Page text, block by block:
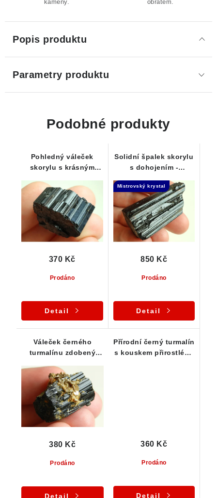
kameny.
obratem.
Popis produktu
Parametry produktu
Podobné produkty
Pohledný váleček
skorylu s krásným
Prodáno
370 Kč
Detail
Solidní špalek skorylu
s dohojením -
Mistrovský krystal
Prodáno
850 Kč
Detail
Váleček černého
turmalínu zdobený
muskovitem
Prodáno
380 Kč
Detail
Přírodní černý turmalín
s kouskem přirostlého
Prodáno
360 Kč
Detail